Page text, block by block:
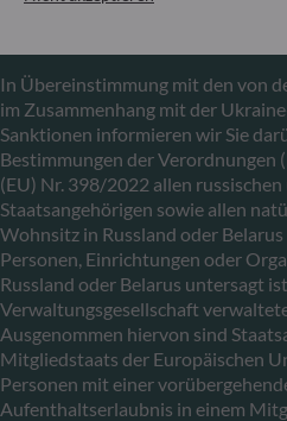
In Übereinstimmung mit den von
im Zusammenhang mit der
Sanktionen informieren wir Sie
Bestimmungen der Verordnungen
(EU) Nr. 398/2022 allen
Staatsangehörigen sowie allen
Wohnsitz in Russland oder
Personen, Einrichtungen oder
Russland oder Belarus untersagt
Verwaltungsgesellschaft
Ausgenommen hiervon sind
Mitgliedstaats der Europäischen
Personen mit einer
Aufenthaltserlaubnis in einem